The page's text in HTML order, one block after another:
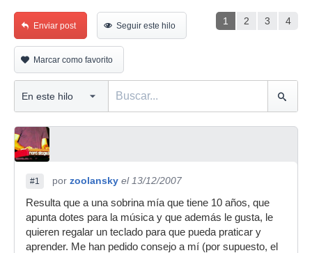
1 2 3 4
Enviar post Seguir este hilo
Marcar como favorito
#1 por zoolansky el 13/12/2007
Resulta que a una sobrina mía que tiene 10 años, que
apunta dotes para la música y que además le gusta, le
quieren regalar un teclado para que pueda praticar y
aprender. Me han pedido consejo a mí (por supuesto, el